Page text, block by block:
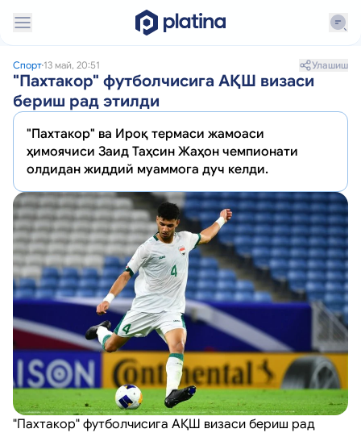
Спорт 13 май, 20:51 Улашиш
"Пахтакор" футболчисига АҚШ визаси
бериш рад этилди
"Пахтакор" ва Ироқ термаси жамоаси
ҳимоячиси Заид Таҳсин Жаҳон чемпионати
олдидан жиддий муаммога дуч келди.
"Пахтакор" футболчисига АҚШ визаси бериш рад